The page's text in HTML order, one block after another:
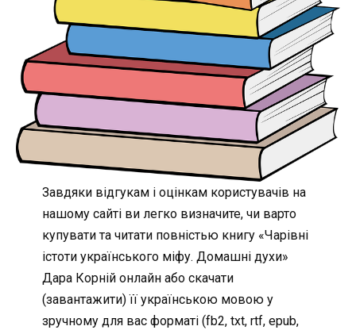
Завдяки відгукам і оцінкам користувачів на
нашому сайті ви легко визначите, чи варто
купувати та читати повністью книгу «Чарівні
істоти українського міфу. Домашні духи»
Дара Корній онлайн або скачати
(завантажити) її українською мовою у
зручному для вас форматі (fb2, txt, rtf, epub,